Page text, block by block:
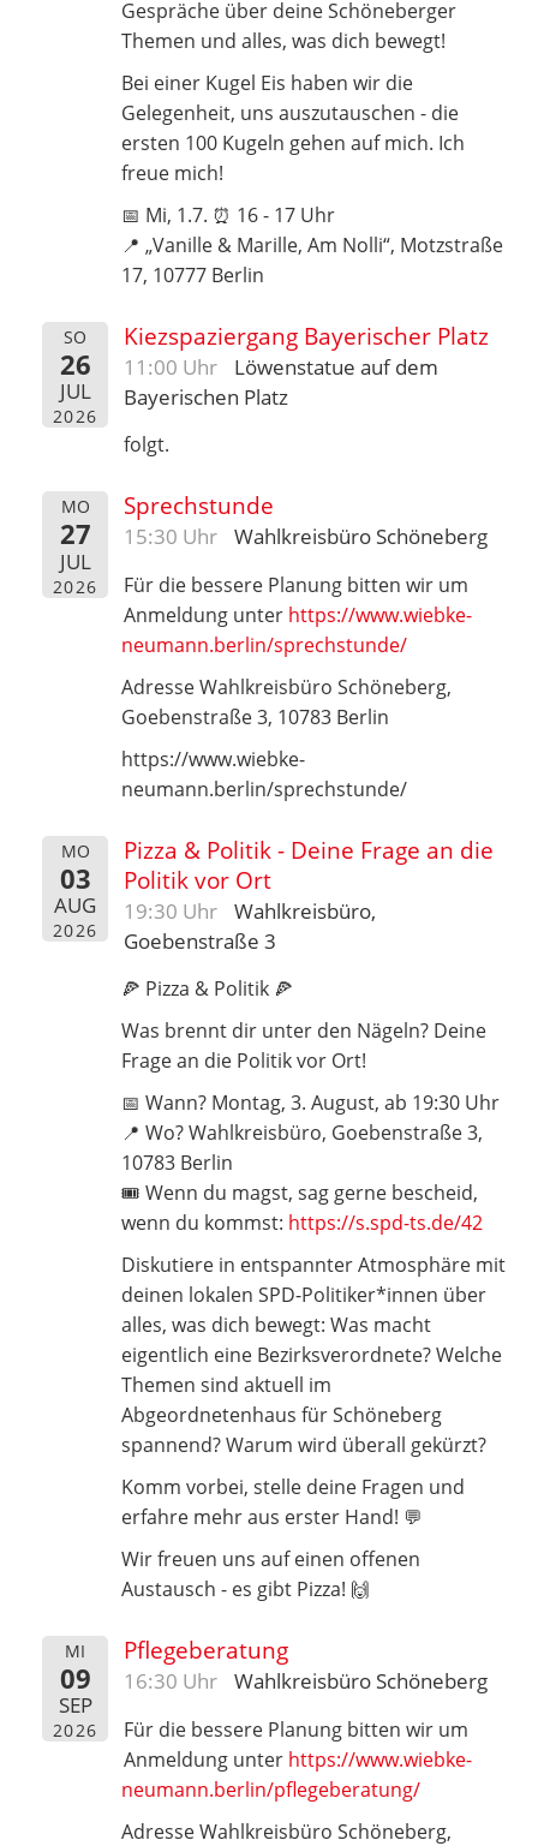
Gespräche über deine Schöneberger
Themen und alles, was dich bewegt!
Bei einer Kugel Eis haben wir die
Gelegenheit, uns auszutauschen - die
ersten 100 Kugeln gehen auf mich. Ich
freue mich!
📅 Mi, 1.7. ⏰ 16 - 17 Uhr
📍 „Vanille & Marille, Am Nolli“, Motzstraße
17, 10777 Berlin
SO
26
JUL
2026
Kiezspaziergang Bayerischer Platz
11:00 Uhr
Löwenstatue auf dem
Bayerischen Platz
folgt.
MO
27
JUL
2026
Sprechstunde
15:30 Uhr Wahlkreisbüro Schöneberg
Für die bessere Planung bitten wir um
Anmeldung unter https://www.wiebke-
neumann.berlin/sprechstunde/
Adresse Wahlkreisbüro Schöneberg,
Goebenstraße 3, 10783 Berlin
https://www.wiebke-
neumann.berlin/sprechstunde/
MO
03
AUG
2026
Pizza & Politik - Deine Frage an die
Politik vor Ort
19:30 Uhr
Wahlkreisbüro,
Goebenstraße 3
🍕 Pizza & Politik 🍕
Was brennt dir unter den Nägeln? Deine
Frage an die Politik vor Ort!
📅 Wann? Montag, 3. August, ab 19:30 Uhr
📍 Wo? Wahlkreisbüro, Goebenstraße 3,
10783 Berlin
🎟️ Wenn du magst, sag gerne bescheid,
wenn du kommst: https://s.spd-ts.de/42
Diskutiere in entspannter Atmosphäre mit
deinen lokalen SPD-Politiker*innen über
alles, was dich bewegt: Was macht
eigentlich eine Bezirksverordnete? Welche
Themen sind aktuell im
Abgeordnetenhaus für Schöneberg
spannend? Warum wird überall gekürzt?
Komm vorbei, stelle deine Fragen und
erfahre mehr aus erster Hand! 💬
Wir freuen uns auf einen offenen
Austausch - es gibt Pizza! 🙌
MI
09
SEP
2026
Pflegeberatung
16:30 Uhr Wahlkreisbüro Schöneberg
Für die bessere Planung bitten wir um
Anmeldung unter https://www.wiebke-
neumann.berlin/pflegeberatung/
Adresse Wahlkreisbüro Schöneberg,